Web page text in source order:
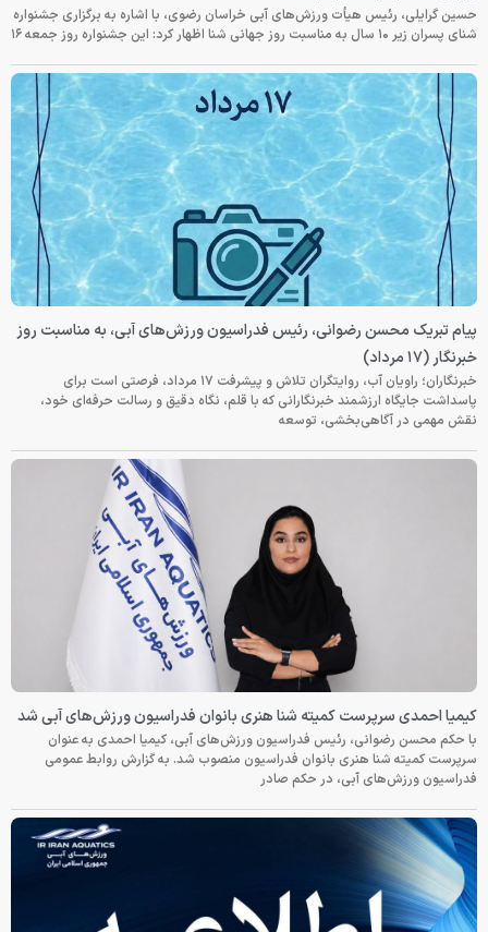
حسین گرایلی، رئیس هیأت ورزش‌های آبی خراسان رضوی، با اشاره به برگزاری جشنواره
شنای پسران زیر ۱۰ سال به مناسبت روز جهانی شنا اظهار کرد: این جشنواره روز جمعه‌ ۱۶
پیام تبریک محسن رضوانی، رئیس فدراسیون ورزش‌های آبی، به مناسبت روز
خبرنگار (۱۷ مرداد)
خبرنگاران؛ راویان آب، روایتگران تلاش و پیشرفت ۱۷ مرداد، فرصتی است برای
پاسداشت جایگاه ارزشمند خبرنگارانی که با قلم، نگاه دقیق و رسالت حرفه‌ای خود،
نقش مهمی در آگاهی‌بخشی، توسعه
کیمیا احمدی سرپرست کمیته شنا هنری بانوان فدراسیون ورزش‌های آبی شد
با حکم محسن رضوانی، رئیس فدراسیون ورزش‌های آبی، کیمیا احمدی به عنوان
سرپرست کمیته شنا هنری بانوان فدراسیون منصوب شد. به گزارش روابط عمومی
فدراسیون ورزش‌های آبی، در حکم صادر